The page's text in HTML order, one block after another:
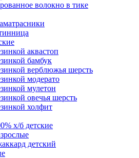
волокно в тике
аквастоп
бамбук
верблюжья шерсть
модерато
мулетон
овечья шерсть
холфит
х/б детские
детский